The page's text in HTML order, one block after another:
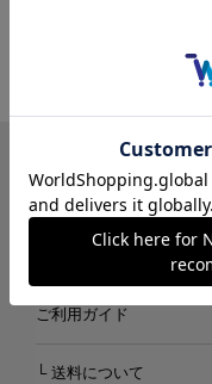
LINE Instagram
ご利用ガイド
└ 送料について